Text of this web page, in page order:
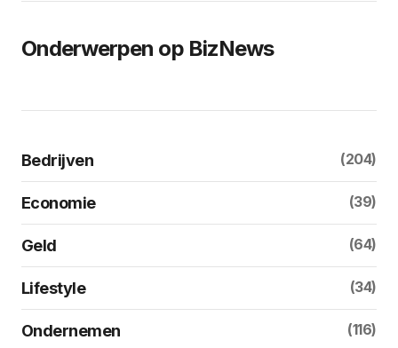
Onderwerpen op BizNews
Bedrijven (204)
Economie (39)
Geld (64)
Lifestyle (34)
Ondernemen (116)